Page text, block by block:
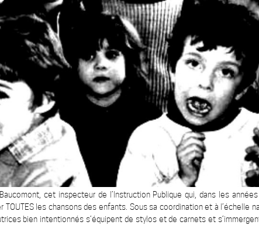
cet inspecteur de l’Instruction Publique qui, dans les
les chansons des enfants. Sous sa coordination et à l’échelle
bien intentionnés s’équipent de stylos et de carnets et